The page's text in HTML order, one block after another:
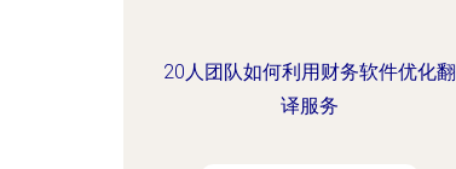
20人团队如何利用财务软件优化翻
译服务